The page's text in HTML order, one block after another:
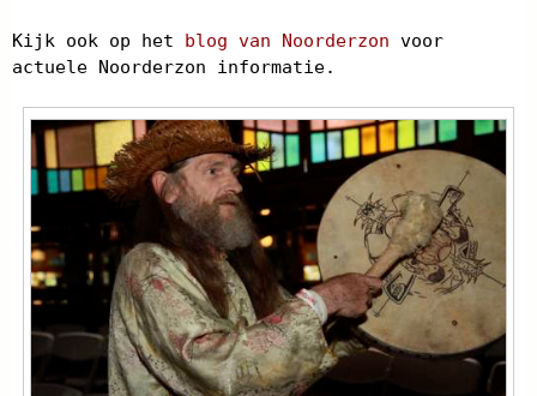
Links
Contact
Kijk ook op het blog van Noorderzon voor
actuele Noorderzon informatie.